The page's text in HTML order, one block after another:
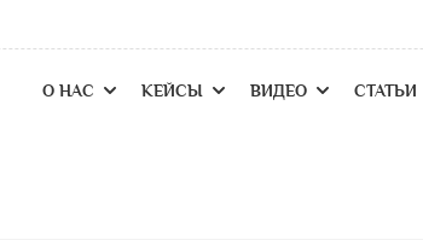
О НАС КЕЙСЫ ВИДЕО СТАТЬИ